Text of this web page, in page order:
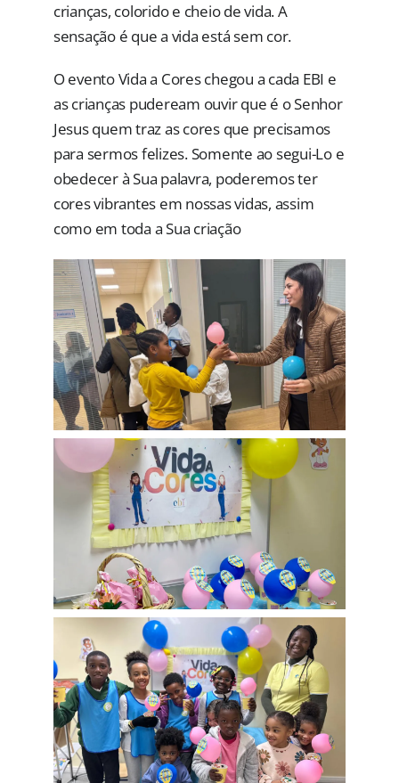
crianças, colorido e cheio de vida. A
sensação é que a vida está sem cor.
O evento Vida a Cores chegou a cada EBI e
as crianças pudeream ouvir que é o Senhor
Jesus quem traz as cores que precisamos
para sermos felizes. Somente ao segui-Lo e
obedecer à Sua palavra, poderemos ter
cores vibrantes em nossas vidas, assim
como em toda a Sua criação